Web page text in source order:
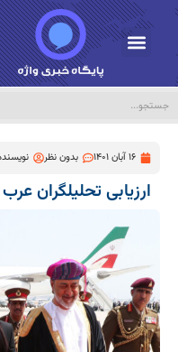
16 آبان 1401 بدون نظر
ارزیابی تحلیلگران